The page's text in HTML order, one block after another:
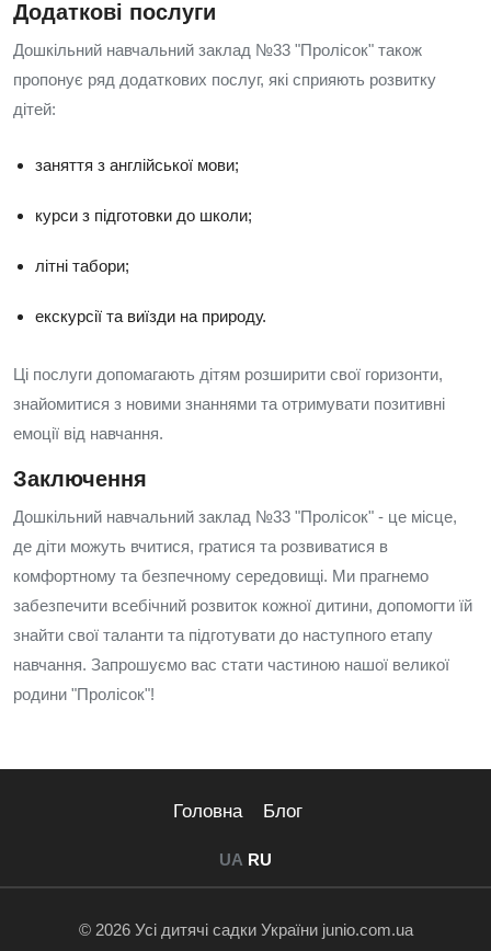
Додаткові послуги
Дошкільний навчальний заклад №33 "Пролісок" також
пропонує ряд додаткових послуг, які сприяють розвитку
дітей:
заняття з англійської мови;
курси з підготовки до школи;
літні табори;
екскурсії та виїзди на природу.
Ці послуги допомагають дітям розширити свої горизонти,
знайомитися з новими знаннями та отримувати позитивні
емоції від навчання.
Заключення
Дошкільний навчальний заклад №33 "Пролісок" - це місце,
де діти можуть вчитися, гратися та розвиватися в
комфортному та безпечному середовищі. Ми прагнемо
забезпечити всебічний розвиток кожної дитини, допомогти їй
знайти свої таланти та підготувати до наступного етапу
навчання. Запрошуємо вас стати частиною нашої великої
родини "Пролісок"!
Головна Блог
UA RU
© 2026 Усі дитячі садки України junio.com.ua